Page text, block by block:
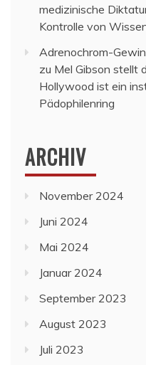
medizinische
Kontrolle von
Adrenochrom-
zu Mel Gibson stellt
Hollywood ist ein
Pädophilenring
ARCHIV
November 2024
Juni 2024
Mai 2024
Januar 2024
September 2023
August 2023
Juli 2023